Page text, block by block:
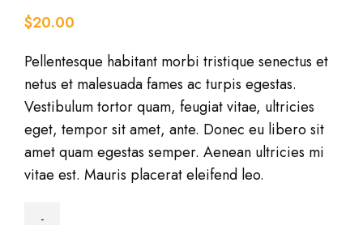
$20.00
Pellentesque habitant morbi tristique senectus et
netus et malesuada fames ac turpis egestas.
Vestibulum tortor quam, feugiat vitae, ultricies
eget, tempor sit amet, ante. Donec eu libero sit
amet quam egestas semper. Aenean ultricies mi
vitae est. Mauris placerat eleifend leo.